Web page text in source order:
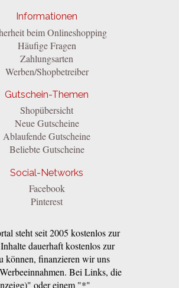
Informationen
beim Onlineshopping
Häufige Fragen
Zahlungsarten
Werben/Shopbetreiber
Gutschein-Themen
Shopübersicht
Neue Gutscheine
Ablaufende Gutscheine
Beliebte Gutscheine
Social-Networks
Facebook
Pinterest
steht seit 2005 kostenlos zur
dauerhaft kostenlos zur
können, finanzieren wir uns
Bei Links, die
oder einem "*"